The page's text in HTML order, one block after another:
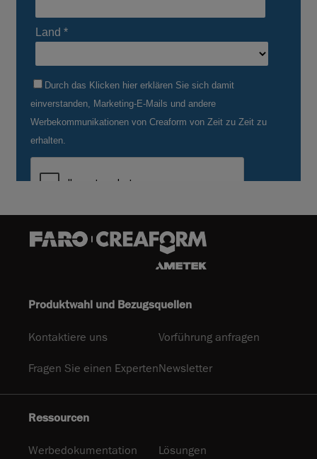
Produktwahl und Bezugsquellen
Kontaktiere uns Vorführung anfragen
Fragen Sie einen ExpertenNewsletter
Ressourcen
Werbedokumentation Lösungen